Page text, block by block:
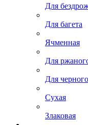
Для
Для багета
Ячменная
Для
Для
Сухая
Злаковая